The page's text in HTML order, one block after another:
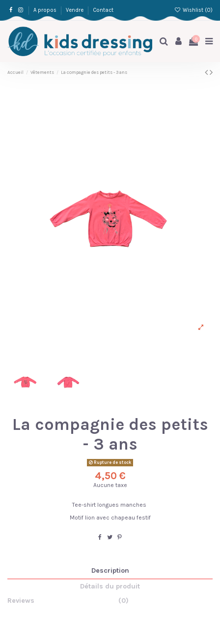
A propos Vendre Contact Wishlist (0)
0
Accueil Vêtements La compagnie des petits - 3 ans
La compagnie des petits
- 3 ans
Rupture de stock
4,50 €
Aucune taxe
Tee-shirt longues manches
Motif lion avec chapeau festif
Description
Détails du produit
Reviews
(0)